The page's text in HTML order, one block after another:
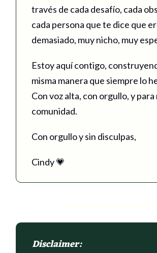
través de cada desafío, cada
cada persona que te dice que
demasiado, muy nicho, muy
Estoy aquí contigo,
misma manera que siempre lo
Con voz alta, con orgullo, y
comunidad.
Con orgullo y sin disculpas,
Cindy 💗
Disclaimer: